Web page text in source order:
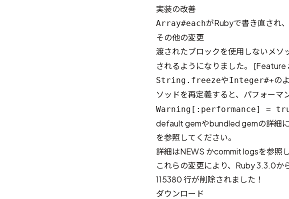
実装の改善
Array#eachがRubyで書き直され
その他の変更
渡されたブロックを使用しないメ
されるようになりました。 [Feature
String.freezeやInteger#+の
ソッドを再定義すると、パフォーマ
Warning[:performance] =
default gemやbundled gemの詳細に
を参照してください。
詳細はNEWS かcommit logsを参照
これらの変更により、Ruby 3.3.0か
115380 行が削除されました！
ダウンロード